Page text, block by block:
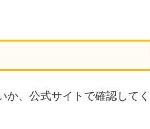
、公式サイトで確認してく